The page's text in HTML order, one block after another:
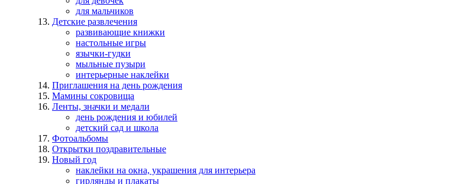
для мальчиков
Детские развлечения
развивающие книжки
настольные игры
язычки-гудки
мыльные пузыри
интерьерные наклейки
Приглашения на день рождения
Мамины сокровища
Ленты, значки и медали
день рождения и юбилей
детский сад и школа
Фотоальбомы
Открытки поздравительные
Новый год
наклейки на окна, украшения для интерьера
гирлянды и плакаты